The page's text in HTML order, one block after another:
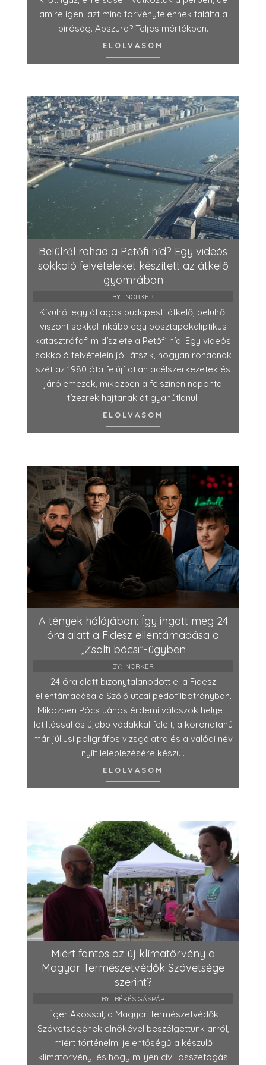
amire igen, azt mind törvénytelennek találta a
bíróság. Abszurd? Teljes mértékben.
ELOLVASOM
Belülről rohad a Petőfi híd? Egy videós
sokkoló felvételeket készített az átkelő
gyomrában
BY: NORKER
Kívülről egy átlagos budapesti átkelő, belülről
viszont sokkal inkább egy posztapokaliptikus
katasztrófafilm díszlete a Petőfi híd. Egy videós
sokkoló felvételein jól látszik, hogyan rohadnak
szét az 1980 óta felújítatlan acélszerkezetek és
járólemezek, miközben a felszínen naponta
tízezrek hajtanak át gyanútlanul.
ELOLVASOM
A tények hálójában: Így ingott meg 24
óra alatt a Fidesz ellentámadása a
„Zsolti bácsi”-ügyben
BY: NORKER
24 óra alatt bizonytalanodott el a Fidesz
ellentámadása a Szőlő utcai pedofilbotrányban.
Miközben Pócs János érdemi válaszok helyett
letiltással és újabb vádakkal felelt, a koronatanú
már júliusi poligráfos vizsgálatra és a valódi név
nyílt leleplezésére készül.
ELOLVASOM
Miért fontos az új klímatörvény a
Magyar Természetvédők Szövetsége
szerint?
BY: BÉKÉS GÁSPÁR
Éger Ákossal, a Magyar Természetvédők
Szövetségének elnökével beszélgettünk arról,
miért történelmi jelentőségű a készülő
klímatörvény, és hogy milyen civil összefogás